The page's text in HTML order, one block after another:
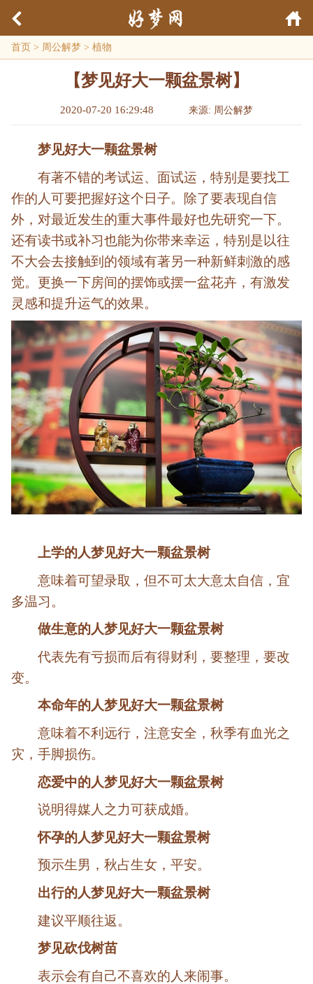
首页 > 周公解梦 > 植物
【梦见好大一颗盆景树】
2020-07-20 16:29:48 来源: 周公解梦
梦见好大一颗盆景树
有著不错的考试运、面试运，特别是要找工
作的人可要把握好这个日子。除了要表现自信
外，对最近发生的重大事件最好也先研究一下。
还有读书或补习也能为你带来幸运，特别是以往
不大会去接触到的领域有著另一种新鲜刺激的感
觉。更换一下房间的摆饰或摆一盆花卉，有激发
灵感和提升运气的效果。
上学的人梦见好大一颗盆景树
意味着可望录取，但不可太大意太自信，宜
多温习。
做生意的人梦见好大一颗盆景树
代表先有亏损而后有得财利，要整理，要改
变。
本命年的人梦见好大一颗盆景树
意味着不利远行，注意安全，秋季有血光之
灾，手脚损伤。
恋爱中的人梦见好大一颗盆景树
说明得媒人之力可获成婚。
怀孕的人梦见好大一颗盆景树
预示生男，秋占生女，平安。
出行的人梦见好大一颗盆景树
建议平顺往返。
梦见砍伐树苗
表示会有自己不喜欢的人来闹事。